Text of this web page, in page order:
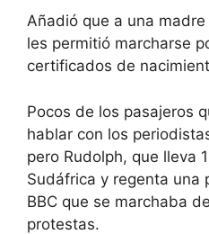
Añadió que a una
les permitió marcharse
certificados de
Pocos de los pasajeros
hablar con los
pero Rudolph, que lleva
Sudáfrica y regenta una
BBC que se marchaba
protestas.